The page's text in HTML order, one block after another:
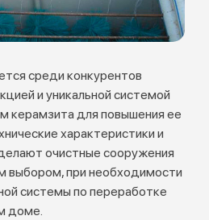
среди конкурентов
и уникальной системой
керамзита для повышения ее
характеристики и
очистные сооружения
выбором, при необходимости
системы по переработке
доме.